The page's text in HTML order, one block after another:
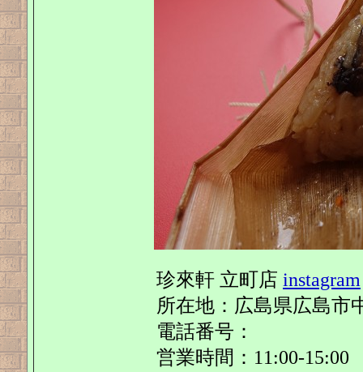
珍來軒 立町店 instagram
所在地：広島県広島市
電話番号：
営業時間：11:00-15:00